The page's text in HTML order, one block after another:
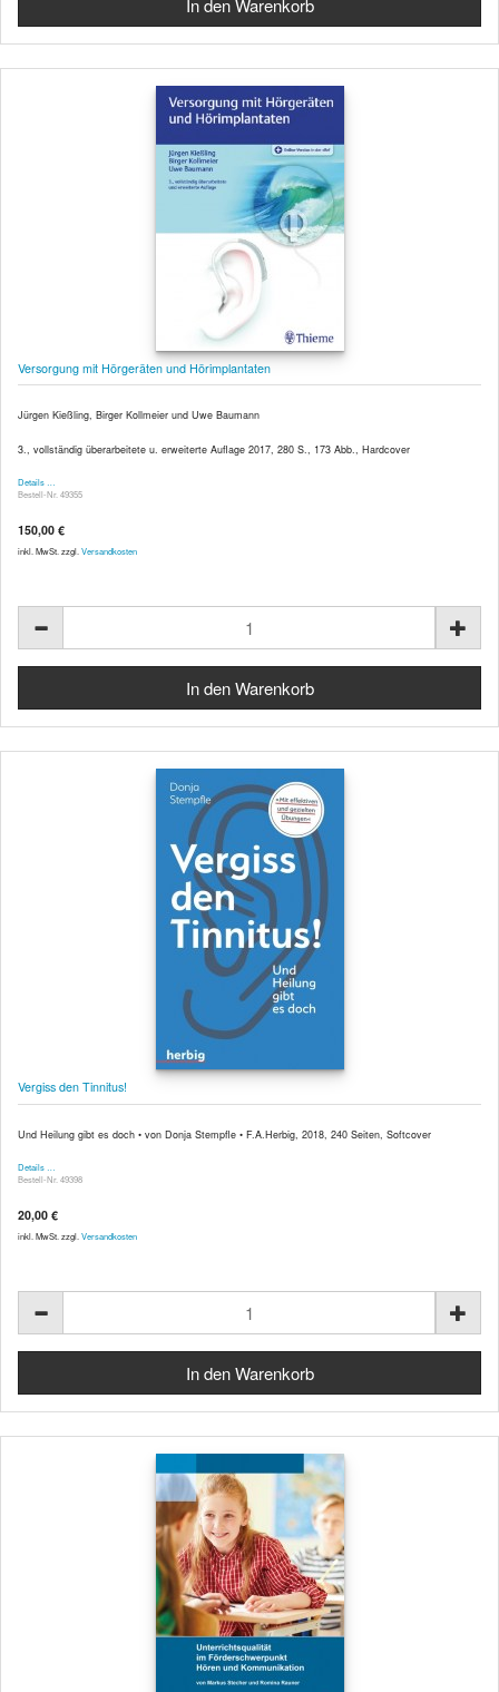
Versorgung mit Hörgeräten und Hörimplantaten
Jürgen Kießling, Birger Kollmeier und Uwe Baumann
3., vollständig überarbeitete u. erweiterte Auflage 2017, 280 S., 173 Abb., Hardcover
Details …
Bestell-Nr. 49355
150,00 €
inkl. MwSt. zzgl. Versandkosten
Vergiss den Tinnitus!
Und Heilung gibt es doch • von Donja Stempfle • F.A.Herbig, 2018, 240 Seiten, Softcover
Details …
Bestell-Nr. 49398
20,00 €
inkl. MwSt. zzgl. Versandkosten